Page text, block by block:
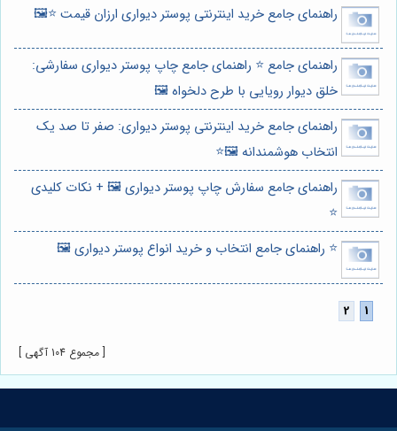
راهنمای جامع خرید اینترنتی پوستر دیواری ارزان قیمت ⭐️🖼️
راهنمای جامع ⭐️ راهنمای جامع چاپ پوستر دیواری سفارشی:
خلق دیوار رویایی با طرح دلخواه 🖼️
راهنمای جامع خرید اینترنتی پوستر دیواری: صفر تا صد یک
انتخاب هوشمندانه 🖼️⭐️
راهنمای جامع سفارش چاپ پوستر دیواری 🖼️ + نکات کلیدی
⭐️
⭐️ راهنمای جامع انتخاب و خرید انواع پوستر دیواری 🖼️
[ مجموع 104 آگهی ]